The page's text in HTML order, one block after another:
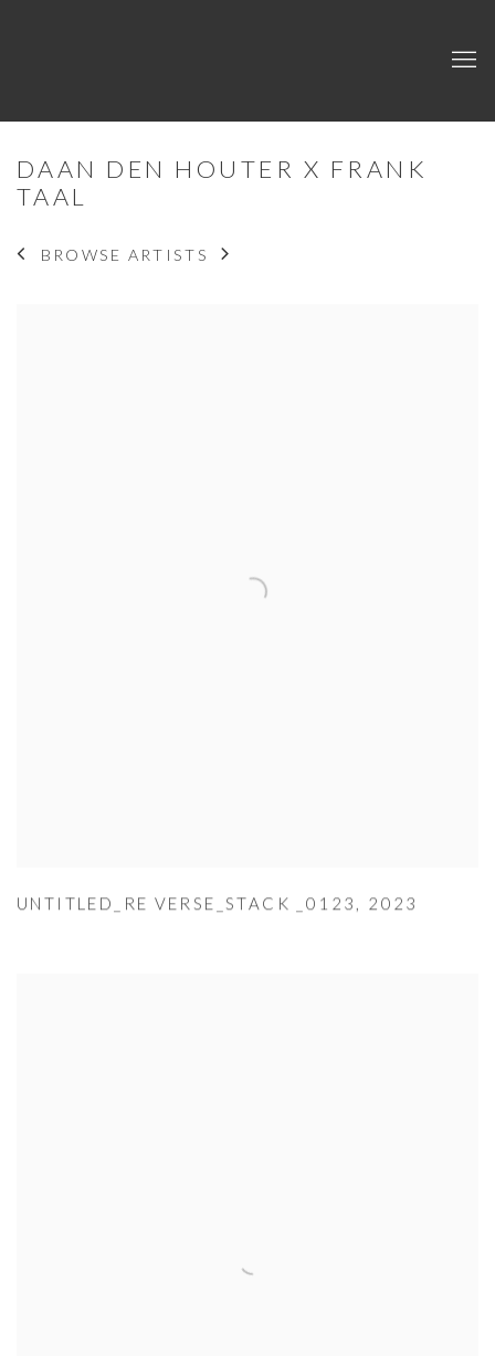
DAAN DEN HOUTER X FRANK
TAAL
BROWSE ARTISTS
UNTITLED_RE VERSE_STACK _0123 , 2023